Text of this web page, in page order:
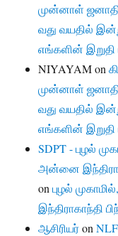
முன்னாள்
வது வயதில்
எங்களின்
NIYAYAMon
முன்னாள்
வது வயதில்
எங்களின்
SDPT - புழல்
அன்னை
onபுழல்
இந்திராகாந்தி
ஆசிரியர்on